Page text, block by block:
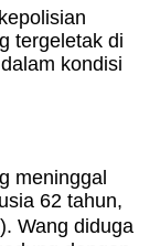
tergeletak di
kondisi
meninggal
62 tahun,
Wang diduga